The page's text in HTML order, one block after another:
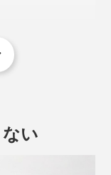
アルコールはも
い